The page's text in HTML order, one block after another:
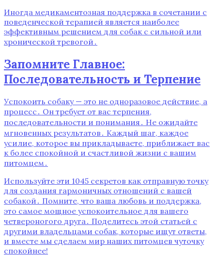
Иногда медикаментозная поддержка в сочетании с
поведенческой терапией является наиболее
эффективным решением для собак с сильной или
хронической тревогой․
Запомните Главное:
Последовательность и Терпение
Успокоить собаку — это не одноразовое действие, а
процесс․ Он требует от вас терпения,
последовательности и понимания․ Не ожидайте
мгновенных результатов․ Каждый шаг, каждое
усилие, которое вы прикладываете, приближает вас
к более спокойной и счастливой жизни с вашим
питомцем․
Используйте эти 1045 секретов как отправную точку
для создания гармоничных отношений с вашей
собакой․ Помните, что ваша любовь и поддержка,
это самое мощное успокоительное для вашего
четвероногого друга․ Поделитесь этой статьей с
другими владельцами собак, которые ищут ответы,
и вместе мы сделаем мир наших питомцев чуточку
спокойнее!